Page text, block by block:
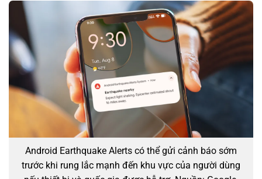
Android Earthquake Alerts có thể gửi cảnh báo sớm
trước khi rung lắc mạnh đến khu vực của người dùng